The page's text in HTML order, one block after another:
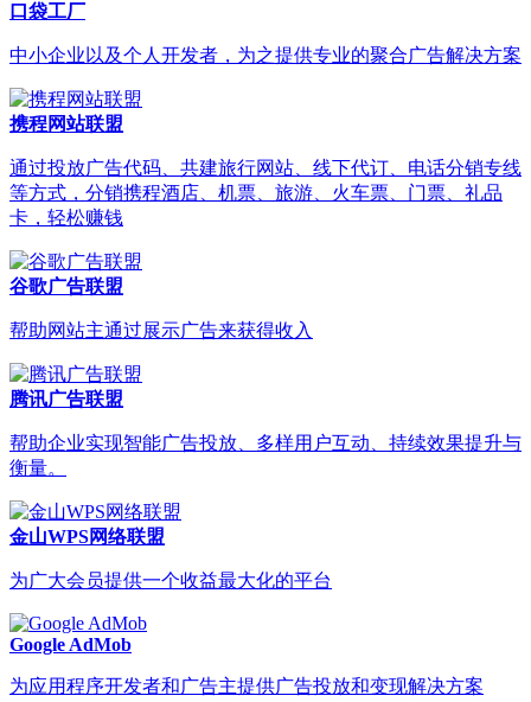
口袋工厂
中小企业以及个人开发者，为之提供专业的聚合广告解决方案
携程网站联盟
通过投放广告代码、共建旅行网站、线下代订、电话分销专线
等方式，分销携程酒店、机票、旅游、火车票、门票、礼品
卡，轻松赚钱
谷歌广告联盟
帮助网站主通过展示广告来获得收入
腾讯广告联盟
帮助企业实现智能广告投放、多样用户互动、持续效果提升与
衡量。
金山WPS网络联盟
为广大会员提供一个收益最大化的平台
Google AdMob
为应用程序开发者和广告主提供广告投放和变现解决方案